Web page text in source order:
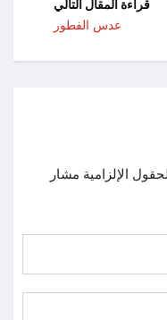
قراءة المقال التالي
عدس الفطور
الإلزامية مشار